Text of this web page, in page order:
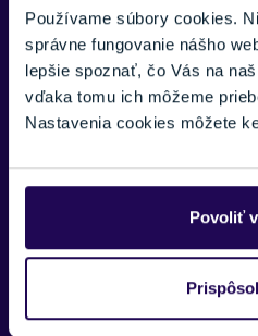
Používame súbory cookies.
správne fungovanie nášho
lepšie spoznať, čo Vás na
vďaka tomu ich môžeme
Nastavenia cookies môžete
Povoliť
VAŠE MENO: